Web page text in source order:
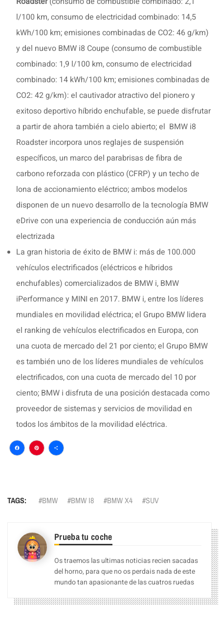
l/100 km, consumo de electricidad combinado: 14,5
kWh/100 km; emisiones combinadas de CO2: 46 g/km)
y del nuevo BMW i8 Coupe (consumo de combustible
combinado: 1,9 l/100 km, consumo de electricidad
combinado: 14 kWh/100 km; emisiones combinadas de
CO2: 42 g/km): el cautivador atractivo del pionero y
exitoso deportivo híbrido enchufable, se puede disfrutar
a partir de ahora también a cielo abierto; el BMW i8
Roadster incorpora unos reglajes de suspensión
específicos, un marco del parabrisas de fibra de
carbono reforzada con plástico (CFRP) y un techo de
lona de accionamiento eléctrico; ambos modelos
disponen de un nuevo desarrollo de la tecnología BMW
eDrive con una experiencia de conducción aún más
electrizada
La gran historia de éxito de BMW i: más de 100.000
vehículos electrificados (eléctricos e híbridos
enchufables) comercializados de BMW i, BMW
iPerformance y MINI en 2017. BMW i, entre los líderes
mundiales en movilidad eléctrica; el Grupo BMW lidera
el ranking de vehículos electrificados en Europa, con
una cuota de mercado del 21 por ciento; el Grupo BMW
es también uno de los líderes mundiales de vehículos
electrificados, con una cuota de mercado del 10 por
ciento; BMW i disfruta de una posición destacada como
proveedor de sistemas y servicios de movilidad en
todos los ámbitos de la movilidad eléctrica.
Facebook
Pinterest
Compartir
TAGS: BMW BMW I8 BMW X4 SUV
Prueba tu coche
Os traemos las ultimas noticias recien sacadas
del horno, para que no os perdais nada de este
mundo tan apasionante de las cuatros ruedas